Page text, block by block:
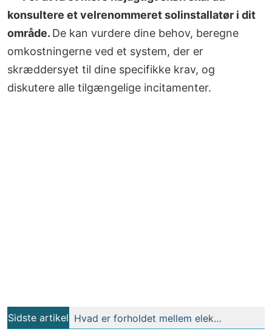
konsultere et velrenommeret solinstallatør i dit
område. De kan vurdere dine behov, beregne
omkostningerne ved et system, der er
skræddersyet til dine specifikke krav, og
diskutere alle tilgængelige incitamenter.
Sidste artikel Hvad er forholdet mellem elektromagnetisk spektrum af solstråling og absorptionschlorofyl?